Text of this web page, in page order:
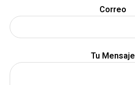
Correo
Tu Mensaje